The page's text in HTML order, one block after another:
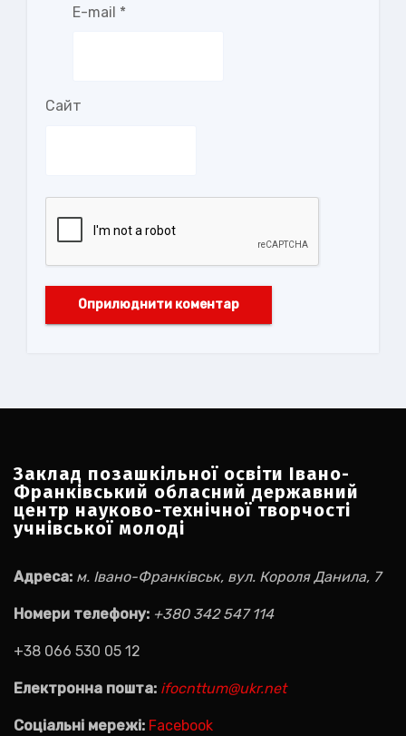
E-mail *
Сайт
Заклад позашкільної освіти Івано-
Франківський обласний державний
центр науково-технічної творчості
учнівської молоді
Адреса: м. Івано-Франківськ, вул. Короля Данила, 7
Номери телефону: +380 342 547 114
+38 066 530 05 12
Електронна пошта: ifocnttum@ukr.net
Соціальні мережі: Facebook